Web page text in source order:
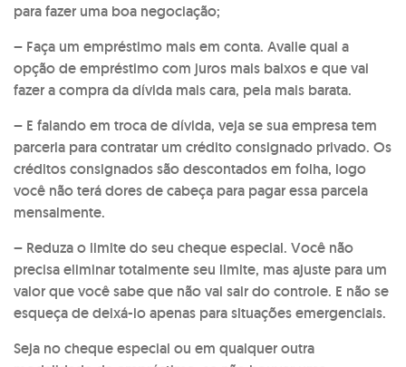
para fazer uma boa negociação;
– Faça um empréstimo mais em conta. Avalie qual a
opção de empréstimo com juros mais baixos e que vai
fazer a compra da dívida mais cara, pela mais barata.
– E falando em troca de dívida, veja se sua empresa tem
parceria para contratar um crédito consignado privado. Os
créditos consignados são descontados em folha, logo
você não terá dores de cabeça para pagar essa parcela
mensalmente.
– Reduza o limite do seu cheque especial. Você não
precisa eliminar totalmente seu limite, mas ajuste para um
valor que você sabe que não vai sair do controle. E não se
esqueça de deixá-lo apenas para situações emergenciais.
Seja no cheque especial ou em qualquer outra